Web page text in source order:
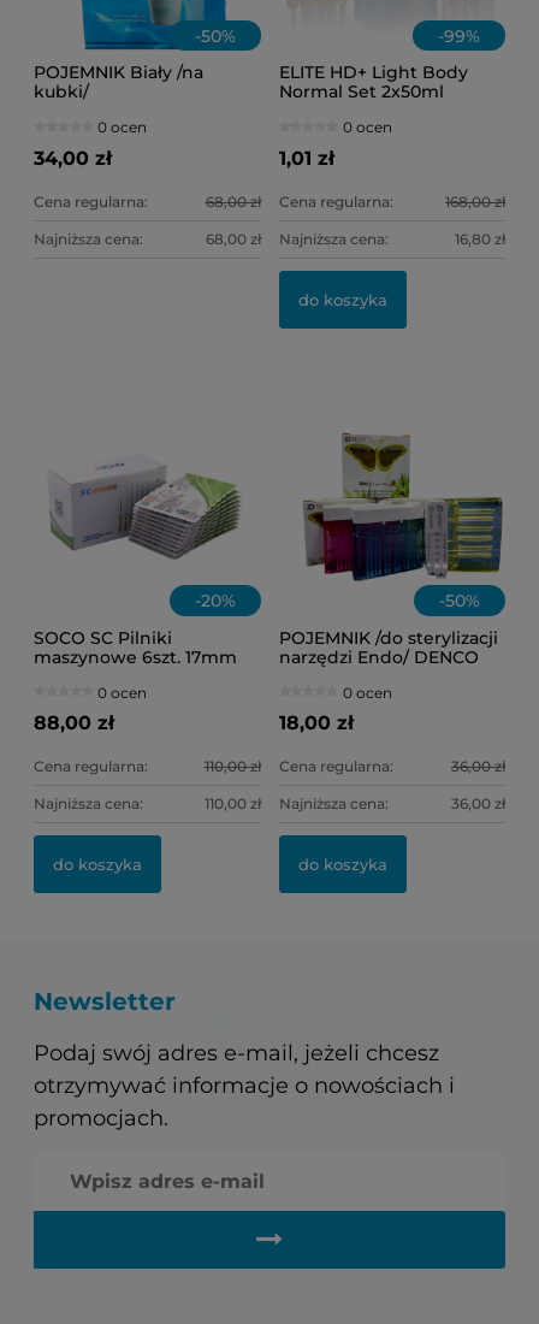
-50%
POJEMNIK Biały /na
kubki/
0 ocen
34,00 zł
Cena regularna: 68,00 zł
Najniższa cena: 68,00 zł
-99%
ELITE HD+ Light Body
Normal Set 2x50ml
0 ocen
1,01 zł
Cena regularna: 168,00 zł
Najniższa cena: 16,80 zł
do koszyka
-20%
SOCO SC Pilniki
maszynowe 6szt. 17mm
0 ocen
88,00 zł
Cena regularna: 110,00 zł
Najniższa cena: 110,00 zł
do koszyka
-50%
POJEMNIK /do sterylizacji
narzędzi Endo/ DENCO
0 ocen
18,00 zł
Cena regularna: 36,00 zł
Najniższa cena: 36,00 zł
do koszyka
Newsletter
Podaj swój adres e-mail, jeżeli chcesz
otrzymywać informacje o nowościach i
promocjach.